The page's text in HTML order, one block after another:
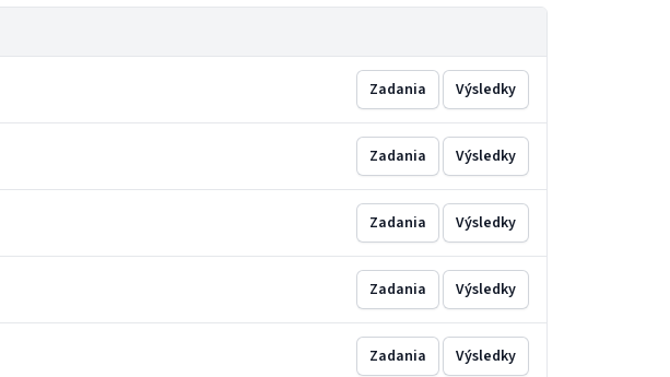
Zadania Výsledky
Zadania Výsledky
Zadania Výsledky
Zadania Výsledky
Zadania Výsledky